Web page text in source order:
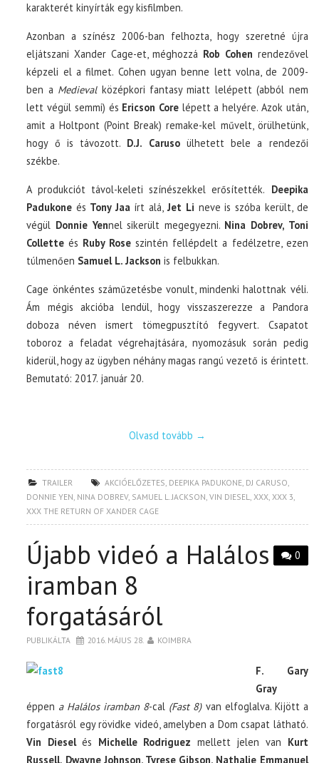
karakterét kinyírták egy kisfilmben.
Azonban a színész 2006-ban felhozta, hogy szeretné újra
eljátszani Xander Cage-et, méghozzá Rob Cohen rendezővel
képzeli el a filmet. Cohen ugyan benne lett volna, de 2009-
ben a Medievalközépkori fantasy miatt lelépett (abból nem
lett végül semmi) és Ericson Corelépett a helyére. Azok után,
amit a Holtpont (Point Break) remake-kel művelt, örülhetünk,
hogy ő is távozott. D.J. Carusoülhetett bele a rendezői
székbe.
A produkciót távol-keleti színészekkel erősítették. Deepika
Padukone és Tony Jaaírt alá, Jet Li neve is szóba került, de
végül Donnie Yennel sikerült megegyezni. Nina Dobrev, Toni
Collette és Ruby Rose szintén fellépdelt a fedélzetre, ezen
túlmenően Samuel L. Jackson is felbukkan.
Cage önkéntes száműzetésbe vonult, mindenki halottnak véli.
Ám mégis akcióba lendül, hogy visszaszerezze a Pandora
doboza néven ismert tömegpusztító fegyvert. Csapatot
toboroz a feladat végrehajtására, nyomozásuk során pedig
kiderül, hogy az ügyben néhány magas rangú vezető is érintett.
Bemutató: 2017. január 20.
Olvasd tovább →
TRAILER AKCIÓELŐZETES, DEEPIKA PADUKONE, DJ CARUSO,
DONNIE YEN, NINA DOBREV, SAMUEL L. JACKSON,VIN DIESEL,XXX,XXX 3,
XXX THE RETURN OF XANDER CAGE
0
Újabb videó a Halálos
iramban 8
forgatásáról
PUBLIKÁLTA 2016. MÁJUS 28. KOIMBRA
F. Gary
Gray
éppen a Halálos iramban 8-cal (Fast 8)van elfoglalva. Kijött a
forgatásról egy rövidke videó, amelyben a Dom csapat látható.
Vin Dieselés Michelle Rodriguez mellett jelen van Kurt
Russell, Dwayne Johnson, Tyrese Gibson, Nathalie Emmanuel